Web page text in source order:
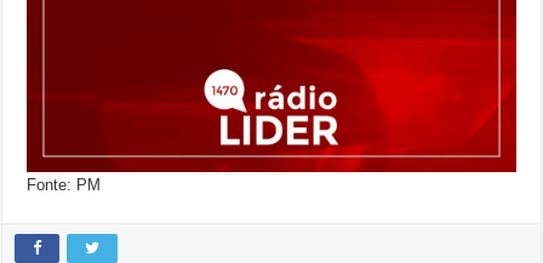
Fonte: PM